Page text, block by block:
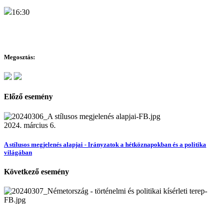
16:30
Megosztás:
Előző esemény
2024. március 6.
A stílusos megjelenés alapjai - Irányzatok a hétköznapokban és a politika
világában
Következő esemény